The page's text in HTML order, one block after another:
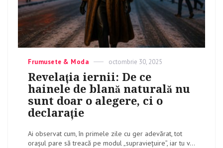
Categories
Frumusete & Moda
Posted
on
octombrie 30, 2025
Revelația iernii: De ce
hainele de blană naturală nu
sunt doar o alegere, ci o
declarație
Ai observat cum, în primele zile cu ger adevărat, tot
orașul pare să treacă pe modul „supraviețuire”, iar tu v...